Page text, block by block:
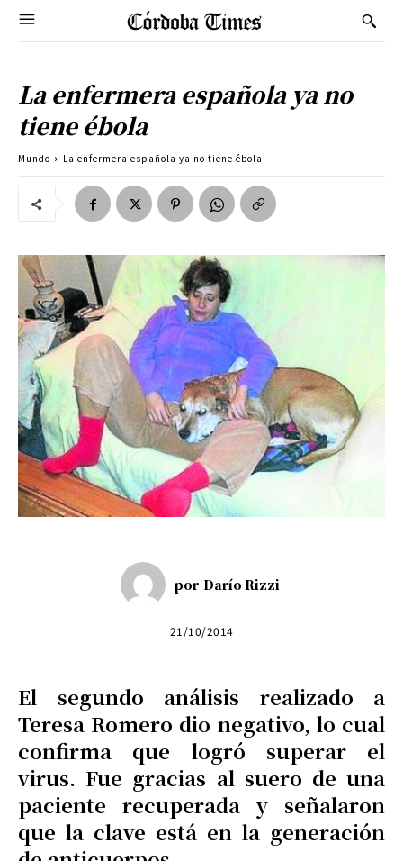
La enfermera española ya no
tiene ébola
Mundo La enfermera española ya no tiene ébola
por Darío Rizzi
21/10/2014
El segundo análisis realizado a
Teresa Romero dio negativo, lo cual
confirma que logró superar el
virus. Fue gracias al suero de una
paciente recuperada y señalaron
que la clave está en la generación